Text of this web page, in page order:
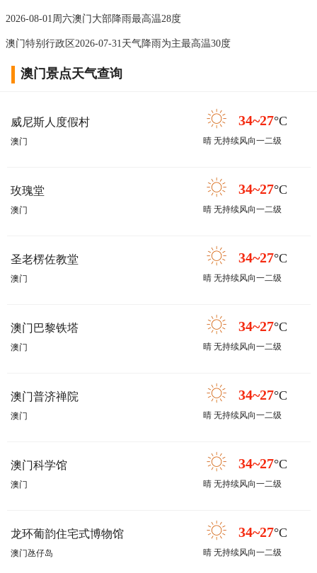
2026-08-01周六澳门大部降雨最高温28度
澳门特别行政区2026-07-31天气降雨为主最高温30度
澳门景点天气查询
威尼斯人度假村
澳门
34~27°C
晴 无持续风向一二级
玫瑰堂
澳门
34~27°C
晴 无持续风向一二级
圣老楞佐教堂
澳门
34~27°C
晴 无持续风向一二级
澳门巴黎铁塔
澳门
34~27°C
晴 无持续风向一二级
澳门普济禅院
澳门
34~27°C
晴 无持续风向一二级
澳门科学馆
澳门
34~27°C
晴 无持续风向一二级
龙环葡韵住宅式博物馆
澳门氹仔岛
34~27°C
晴 无持续风向一二级